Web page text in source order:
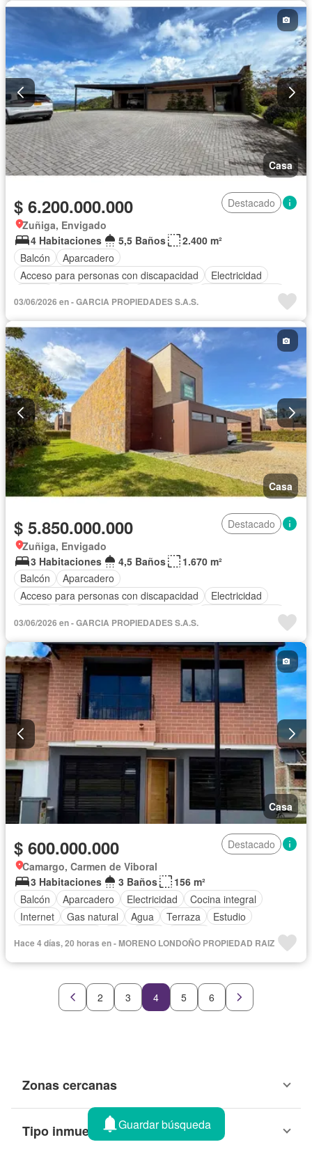
Casa
$ 6.200.000.000
Destacado
Zuñiga, Envigado
4 Habitaciones
5,5 Baños
2.400 m²
Balcón
Aparcadero
Acceso para personas con discapacidad
Electricidad
Vista panorámica
Seguridad privada
Cuarto de servicio
03/06/2026 en - GARCIA PROPIEDADES S.A.S.
Casa
$ 5.850.000.000
Destacado
Zuñiga, Envigado
3 Habitaciones
4,5 Baños
1.670 m²
Balcón
Aparcadero
Acceso para personas con discapacidad
Electricidad
Vista panorámica
Seguridad privada
Cuarto de servicio
03/06/2026 en - GARCIA PROPIEDADES S.A.S.
Casa
$ 600.000.000
Destacado
Camargo, Carmen de Viboral
3 Habitaciones
3 Baños
156 m²
Balcón
Aparcadero Electricidad
Cocina integral
Internet
Gas natural Agua Terraza
Estudio
Cuarto de servicio
Hace 4 días, 20 horas en - MORENO LONDOÑO PROPIEDAD RAIZ
2 3 4 5 6
Zonas cercanas
Tipo inmueble Guardar búsqueda